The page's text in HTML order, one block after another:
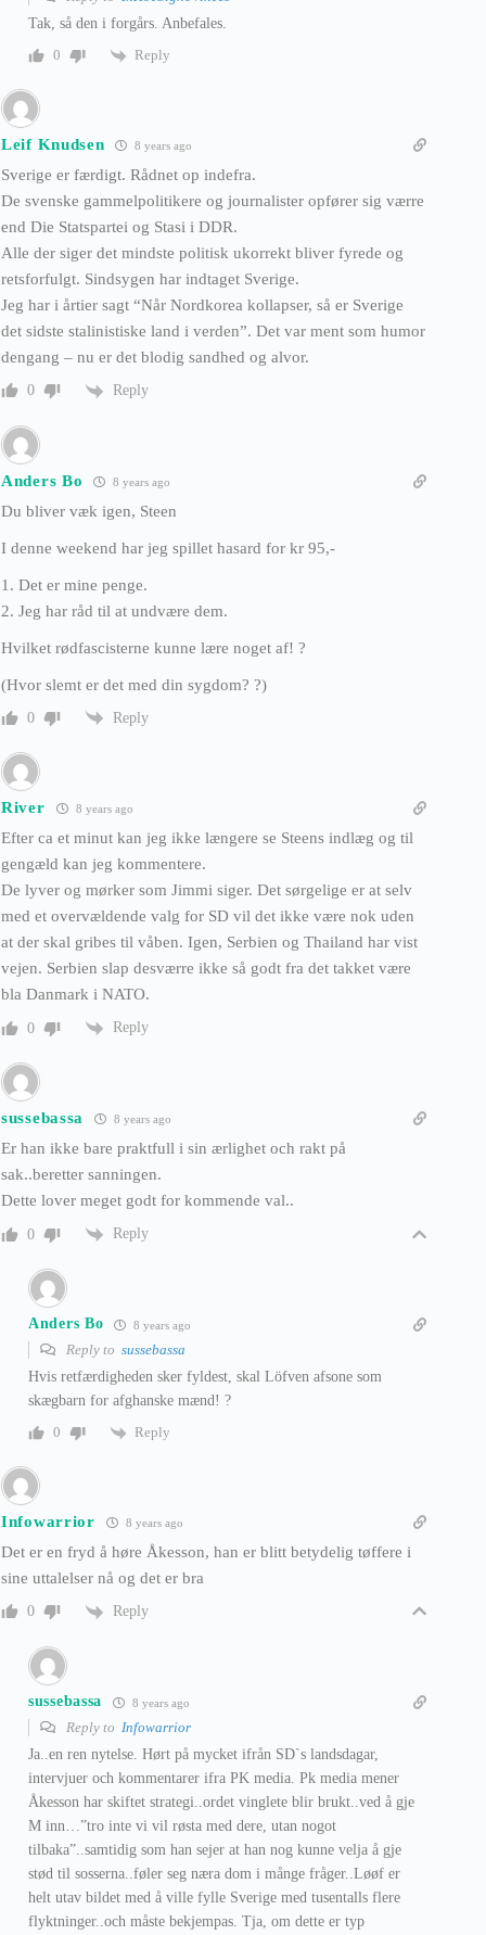
Tak, så den i forgårs. Anbefales.
0
Reply
Leif Knudsen 8 years ago
Sverige er færdigt. Rådnet op indefra.
De svenske gammelpolitikere og journalister opfører sig værre
end Die Statspartei og Stasi i DDR.
Alle der siger det mindste politisk ukorrekt bliver fyrede og
retsforfulgt. Sindsygen har indtaget Sverige.
Jeg har i årtier sagt “Når Nordkorea kollapser, så er Sverige
det sidste stalinistiske land i verden”. Det var ment som humor
dengang – nu er det blodig sandhed og alvor.
0 Reply
Anders Bo 8 years ago
Du bliver væk igen, Steen
I denne weekend har jeg spillet hasard for kr 95,-
1. Det er mine penge.
2. Jeg har råd til at undvære dem.
Hvilket rødfascisterne kunne lære noget af! ?
(Hvor slemt er det med din sygdom? ?)
0 Reply
River 8 years ago
Efter ca et minut kan jeg ikke længere se Steens indlæg og til
gengæld kan jeg kommentere.
De lyver og mørker som Jimmi siger. Det sørgelige er at selv
med et overvældende valg for SD vil det ikke være nok uden
at der skal gribes til våben. Igen, Serbien og Thailand har vist
vejen. Serbien slap desværre ikke så godt fra det takket være
bla Danmark i NATO.
0 Reply
sussebassa 8 years ago
Er han ikke bare praktfull i sin ærlighet och rakt på
sak..beretter sanningen.
Dette lover meget godt for kommende val..
0 Reply
Anders Bo 8 years ago
Reply to sussebassa
Hvis retfærdigheden sker fyldest, skal Löfven afsone som
skægbarn for afghanske mænd! ?
0
Reply
Infowarrior 8 years ago
Det er en fryd å høre Åkesson, han er blitt betydelig tøffere i
sine uttalelser nå og det er bra
0 Reply
sussebassa 8 years ago
Reply to Infowarrior
Ja..en ren nytelse. Hørt på mycket ifrån SD`s landsdagar,
intervjuer och kommentarer ifra PK media. Pk media mener
Åkesson har skiftet strategi..ordet vinglete blir brukt..ved å gje
M inn…”tro inte vi vil røsta med dere, utan nogot
tilbaka”..samtidig som han sejer at han nog kunne velja å gje
stød til sosserna..føler seg næra dom i månge fråger..Løøf er
helt utav bildet med å ville fylle Sverige med tusentalls flere
flyktninger..och måste bekjempas. Tja, om dette er typ